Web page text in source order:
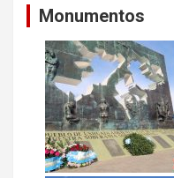
Monumentos